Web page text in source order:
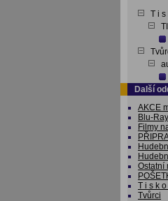
T i s
Další
AKCE
Blu-Ray
Filmy
Ostatní
T i s k
Tvůrci